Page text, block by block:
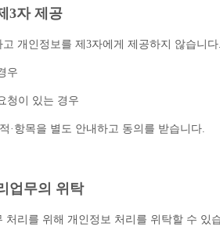
3자 제공
개인정보를 제3자에게 제공하지 않습니
우
청이 있는 경우
·항목을 별도 안내하고 동의를 받습니다.
업무의 위탁
처리를 위해 개인정보 처리를 위탁할 수 있